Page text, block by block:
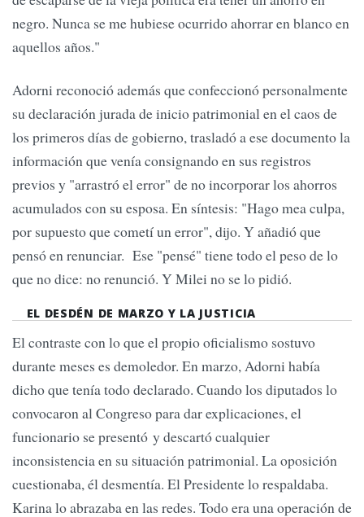
negro. Nunca se me hubiese ocurrido ahorrar en blanco en
aquellos años."
Adorni reconoció además que confeccionó personalmente
su declaración jurada de inicio patrimonial en el caos de
los primeros días de gobierno, trasladó a ese documento la
información que venía consignando en sus registros
previos y "arrastró el error" de no incorporar los ahorros
acumulados con su esposa. En síntesis: "Hago mea culpa,
por supuesto que cometí un error", dijo. Y añadió que
pensó en renunciar. Ese "pensé" tiene todo el peso de lo
que no dice: no renunció. Y Milei no se lo pidió.
EL DESDÉN DE MARZO Y LA JUSTICIA
El contraste con lo que el propio oficialismo sostuvo
durante meses es demoledor. En marzo, Adorni había
dicho que tenía todo declarado. Cuando los diputados lo
convocaron al Congreso para dar explicaciones, el
funcionario se presentó y descartó cualquier
inconsistencia en su situación patrimonial. La oposición
cuestionaba, él desmentía. El Presidente lo respaldaba.
Karina lo abrazaba en las redes. Todo era una operación de